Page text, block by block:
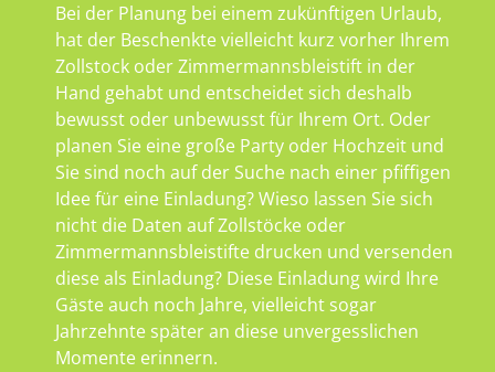
Bei der Planung bei einem zukünftigen Urlaub,
hat der Beschenkte vielleicht kurz vorher Ihrem
Zollstock oder Zimmermannsbleistift in der
Hand gehabt und entscheidet sich deshalb
bewusst oder unbewusst für Ihrem Ort. Oder
planen Sie eine große Party oder Hochzeit und
Sie sind noch auf der Suche nach einer pfiffigen
Idee für eine Einladung? Wieso lassen Sie sich
nicht die Daten auf Zollstöcke oder
Zimmermannsbleistifte drucken und versenden
diese als Einladung? Diese Einladung wird Ihre
Gäste auch noch Jahre, vielleicht sogar
Jahrzehnte später an diese unvergesslichen
Momente erinnern.